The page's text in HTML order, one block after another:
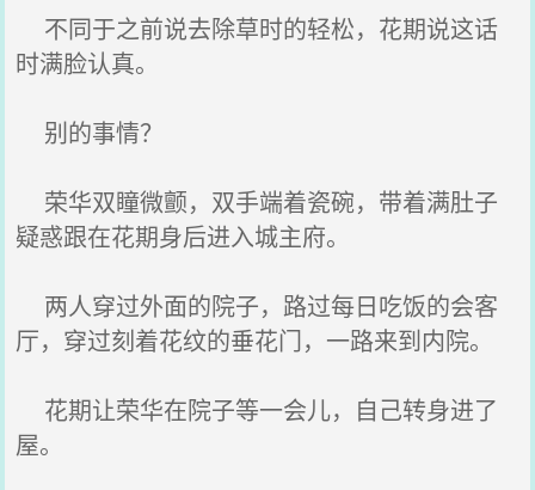
不同于之前说去除草时的轻松，花期说这话
时满脸认真。
别的事情？
荣华双瞳微颤，双手端着瓷碗，带着满肚子
疑惑跟在花期身后进入城主府。
两人穿过外面的院子，路过每日吃饭的会客
厅，穿过刻着花纹的垂花门，一路来到内院。
花期让荣华在院子等一会儿，自己转身进了
屋。